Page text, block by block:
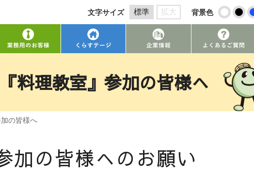
文字サイズ 標準 拡大 背景色
料理教室』参加の皆様へ
の皆様へ
加の皆様へのお願い